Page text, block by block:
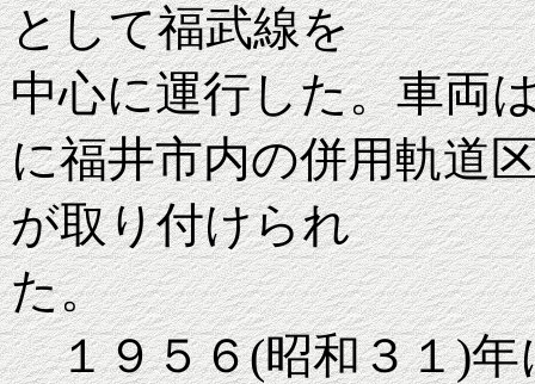
として福武線を
中心に運行した。車両
に福井市内の併用軌道
が取り付けられ
た。
１９５６(昭和３１)年